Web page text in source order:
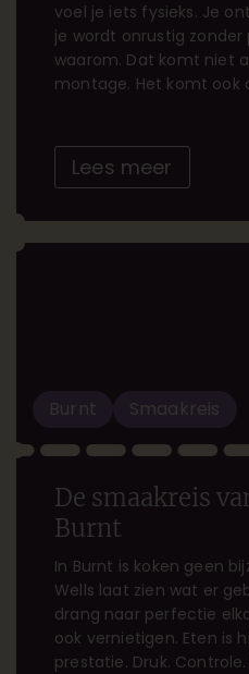
voel je iets fysieks. Je
je wordt onrustig
waarom. Dat komt niet
montage. Het komt ook
Lees meer
Burnt Smaakreis
De smaakreis
Burnt
In Burnt is koken geen
Wells laat zien wat er
drang naar perfectie
ook vernietigen. Eten is
prestatie. Druk.